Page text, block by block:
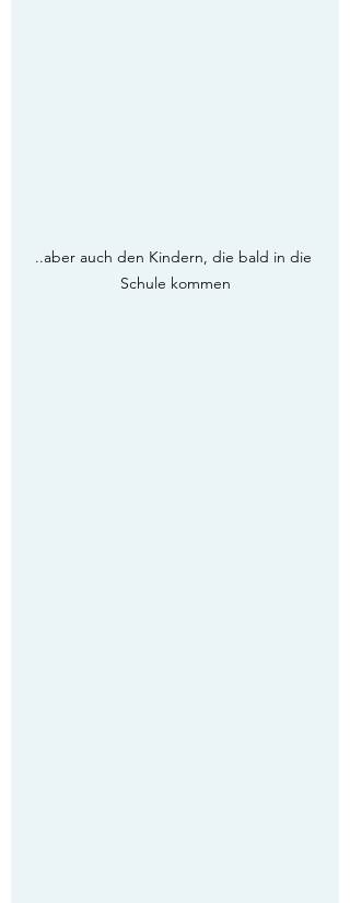
..aber auch den Kindern, die bald in die
Schule kommen